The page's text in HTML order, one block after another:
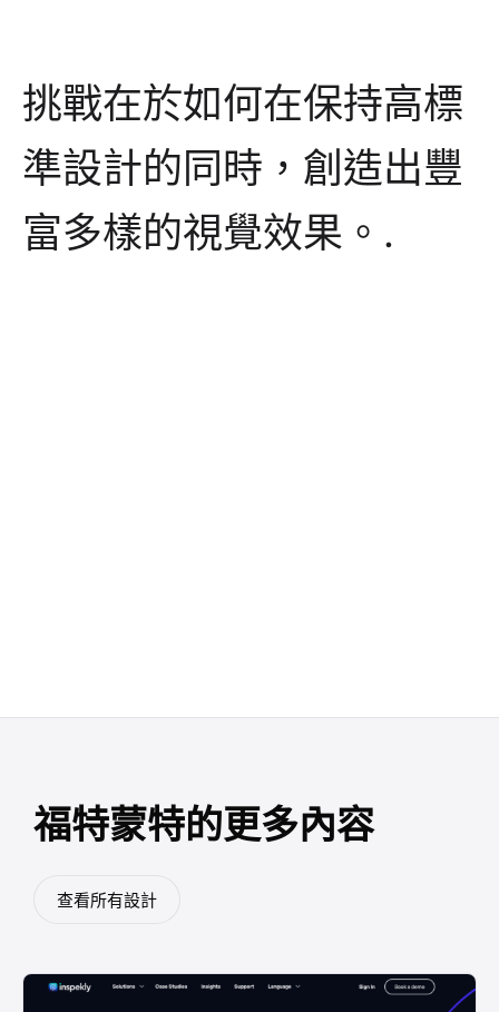
挑戰在於如何在保持高標
準設計的同時，創造出豐
富多樣的視覺效果。.
福特蒙特的更多內容
查看所有設計